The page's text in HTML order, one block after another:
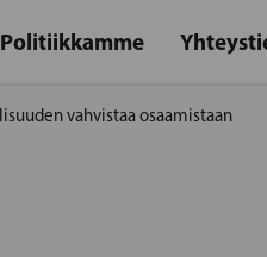
Politiikkamme
vahvistaa osaamistaan